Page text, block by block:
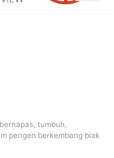
tumbuh,
pengen berkembang biak